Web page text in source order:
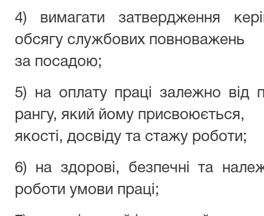
4) вимагати затвердження
обсягу службових повноважень
за посадою;
5) на оплату праці залежно від
рангу, який йому присвоюється,
якості, досвіду та стажу роботи;
6) на здорові, безпечні та
роботи умови праці;